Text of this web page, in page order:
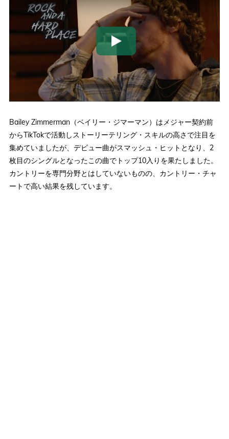
Bailey Zimmerman（ベイリー・ジマーマン）はメジャー契約前
からTikTokで活動しストーリーテリング・スキルの高さで注目を
集めていましたが、デビュー曲がスマッシュ・ヒットとなり、2
枚目のシングルとなったこの曲でトップ10入りを果たしました。
カントリーを専門分野とはしていないものの、カントリー・チャ
ートで高い結果を残しています。